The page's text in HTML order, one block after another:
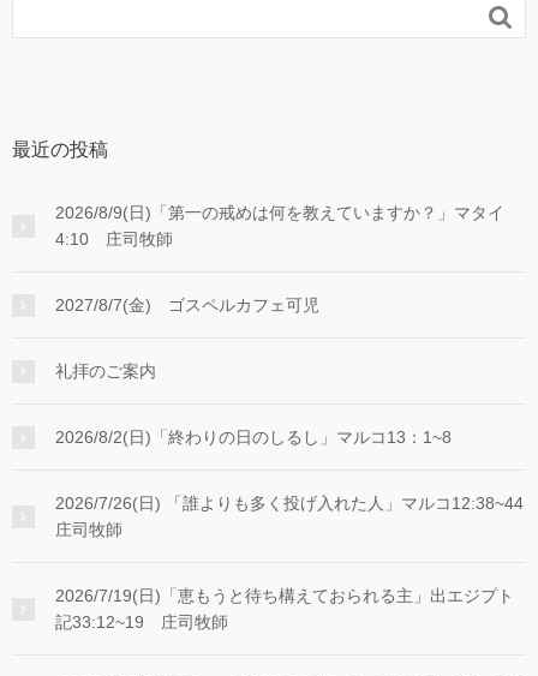

最近の投稿
2026/8/9(日)「第一の戒めは何を教えていますか？」マタイ
4:10 庄司牧師
2027/8/7(金) ゴスペルカフェ可児
礼拝のご案内
2026/8/2(日)「終わりの日のしるし」マルコ13：1~8
2026/7/26(日) 「誰よりも多く投げ入れた人」マルコ12:38~44
庄司牧師
2026/7/19(日)「恵もうと待ち構えておられる主」出エジプト
記33:12~19 庄司牧師